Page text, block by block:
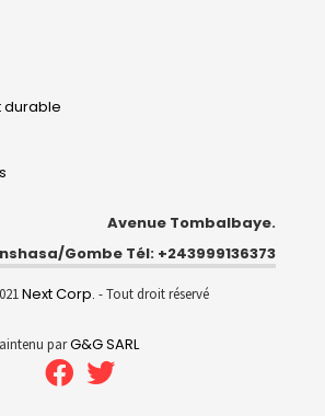
durable
Avenue Tombalbaye.
Gombe Tél: +243999136373
Next Corp. - Tout droit réservé
parG&G SARL